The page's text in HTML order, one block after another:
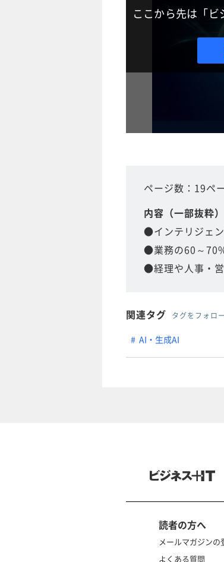
ここから先は「ビ
ページ数：19ペ
内容（一部抜粋）
●インテリジェ
●業務の60～
●経理や人事・
関連タグ タグをフォロ
AI・生成AI
読者の方へ
メールマガジンの
よくある質問